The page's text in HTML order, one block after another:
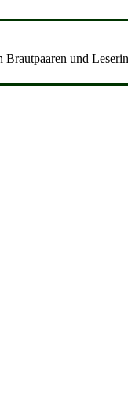
Brautpaaren und